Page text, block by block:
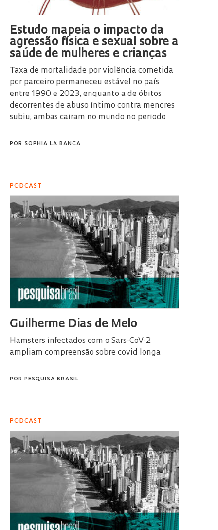
Estudo mapeia o impacto da
agressão física e sexual sobre a
saúde de mulheres e crianças
Taxa de mortalidade por violência cometida
por parceiro permaneceu estável no país
entre 1990 e 2023, enquanto a de óbitos
decorrentes de abuso íntimo contra menores
subiu; ambas caíram no mundo no período
POR SOPHIA LA BANCA
PODCAST
Guilherme Dias de Melo
Hamsters infectados com o Sars-CoV-2
ampliam compreensão sobre covid longa
POR PESQUISA BRASIL
PODCAST